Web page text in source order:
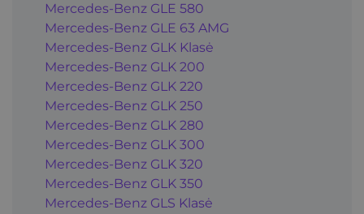
Mercedes-Benz GLE 580
Mercedes-Benz GLE 63 AMG
Mercedes-Benz GLK Klasė
Mercedes-Benz GLK 200
Mercedes-Benz GLK 220
Mercedes-Benz GLK 250
Mercedes-Benz GLK 280
Mercedes-Benz GLK 300
Mercedes-Benz GLK 320
Mercedes-Benz GLK 350
Mercedes-Benz GLS Klasė